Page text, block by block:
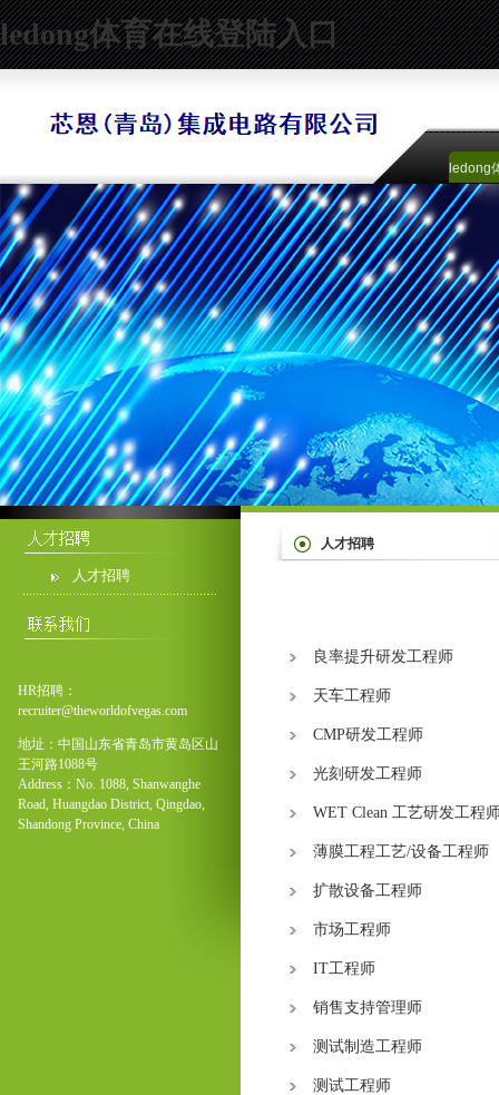
ledong体育在线登陆入口
ledong
人才招聘
HR招聘：
recruiter@theworldofvegas.com
地址：中国山东省青岛市黄岛区山
王河路1088号
Address ：No. 1088, Shanwanghe
Road, Huangdao District, Qingdao,
Shandong Province, China
人才招聘
良率提升研发工程师
天车工程师
CMP研发工程师
光刻研发工程师
WET Clean 工艺研发工程
薄膜工程工艺/设备工程师
扩散设备工程师
市场工程师
IT工程师
销售支持管理师
测试制造工程师
测试工程师